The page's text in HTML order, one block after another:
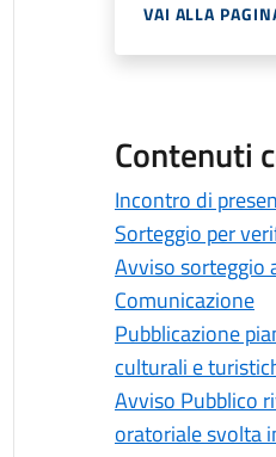
VAI ALLA
Contenuti
Incontro di
Sorteggio per
Avviso sorteggio
Comunicazione
Pubblicazione
culturali e
Avviso Pubblico
oratoriale svolta